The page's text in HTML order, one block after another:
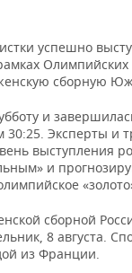
ПФО
успешно
Олимпийских
сборную
и
30:25. Эксперты и
выступления
и
сборной
8 августа.
из Франции.